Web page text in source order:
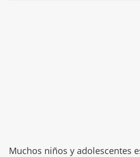
Muchos niños y adolescentes